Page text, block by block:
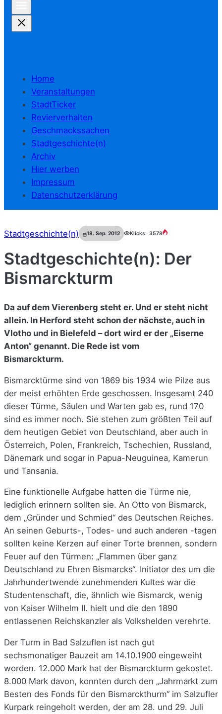
Home
Veranstaltungen
StadtTicker
Revierverhalten
Geschmackssachen
Stadtgeschichte(n)
Archiv
Hier werben
Impressum
Datenschutzerklärung
Stadtgeschichte(n) 18. Sep. 2012 Klicks: 3578
Stadtgeschichte(n): Der
Bismarckturm
Da auf dem Vierenberg steht er. Und er steht nicht
allein. In Herford steht schon der nächste, auch in
Vlotho und in Bielefeld – dort wird er der „Eiserne
Anton“ genannt. Die Rede ist vom
Bismarckturm.
Bismarcktürme sind von 1869 bis 1934 wie Pilze aus
der meist erhöhten Erde geschossen. Insgesamt 240
dieser Türme, Säulen und Warten gab es, rund 170
sind es immer noch. Sie stehen zum größten Teil auf
dem heutigen Gebiet von Deutschland, aber auch in
Österreich, Polen, Frankreich, Tschechien, Russland,
Dänemark und sogar in Papua-Neuguinea, Kamerun
und Tansania.
Eine funktionelle Aufgabe hatten die Türme nie,
lediglich erinnern sollten sie. An Otto von Bismarck,
dem „Gründer und Schmied“ des Deutschen Reiches.
An seinen Geburts-, Todes- und auch anderen -tagen
sollten keine Kerzen auf einer Torte brennen, sondern
Feuer auf den Türmen: „Flammen über ganz
Deutschland zu Ehren Bismarcks“. Initiator des um die
Jahrhundertwende zunehmenden Kultes war die
Studentenschaft, die, ähnlich wie Bismarck, wenig
von Kaiser Wilhelm II. hielt und die den 1890
entlassenen Reichskanzler als Volkshelden verehrte.
Der Turm in Bad Salzuflen ist nach gut
sechsmonatiger Bauzeit am 14.10.1900 eingeweiht
worden. 12.000 Mark hat der Bismarckturm gekostet.
8.000 Mark davon, konnten durch den „Jahrmarkt zum
Besten des Fonds für den Bismarckthurm“ im Salzufler
Kurpark reingeholt werden, der am 28. und 29. Juli